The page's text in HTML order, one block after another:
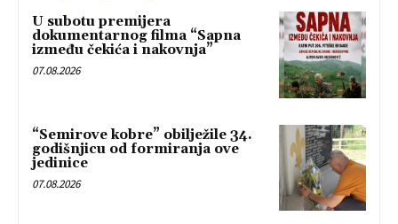
U subotu premijera
dokumentarnog filma “Sapna
između čekića i nakovnja”
07.08.2026
“Semirove kobre” obilježile 34.
godišnjicu od formiranja ove
jedinice
07.08.2026